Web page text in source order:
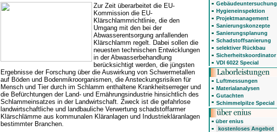
Zur Zeit überarbeitet die EU-
Kommission die EU-
Klärschlammrichtlinie, die den
Umgang mit den bei der
Abwasserentsorgung anfallenden
Klärschlamm regelt. Dabei sollen die
neuesten technischen Entwicklungen
in der Abwasserbehandlung
berücksichtigt werden, die jüngsten
Ergebnisse der Forschung über die Auswirkung von Schwermetallen
auf Böden und Bodenmikroorganismen, die Ansteckungsrisiken für
Mensch und Tier durch im Schlamm enthaltene Krankheitserreger und
die Befürchtungen der Land- und Ernährungsindustrie hinsichtlich des
Schlammeinsatzes in der Landwirtschaft. Zweck ist die gefahrlose
landwirtschaftliche und landbauliche Verwertung schadstoffarmer
Klärschlämme aus kommunalen Kläranlagen und Industriekläranlagen
bestimmter Branchen.
Gebäudeuntersuchung
Hygieneinspektion
Projektmanagement
Sanierungskonzepte
Sanierungsplanung
Schadstoffsanierung
selektiver Rückbau
Sicherheitskoordinator
VDI 6022 Special
Luftmessungen
Materialanalysen
Gutachten
Schimmelpilze Special
über enius
kostenloses Angebot